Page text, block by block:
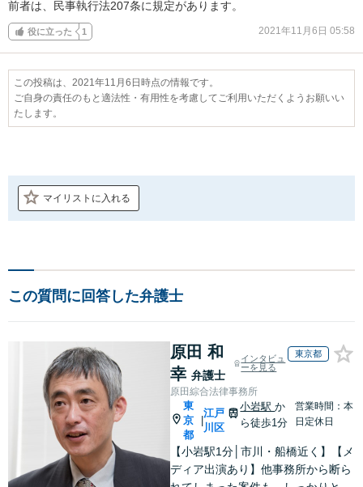
前者は、民事執行法207条に規定があります。
役に立った 1 2021年11月6日 05:58
この投稿は、2021年11月6日時点の情報です。
ご自身の責任のもと適法性・有用性を考慮してご利用いただくようお願いい
たします。
マイリストに入れる
この質問に回答した弁護士
原田 和
幸 弁護士
インタビュ
ーを見る
東京都
原田綜合法律事務所
東
京
都
|
江戸
川区
小岩駅か
ら徒歩1分
営業時間：本
日定休日
【小岩駅1分│市川・船橋近く】【メ
ディア出演あり】他事務所から断ら